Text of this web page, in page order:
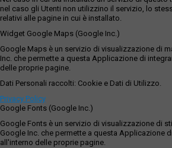
nel caso gli Utenti non utilizzino il servizio, lo
relativi alle pagine in cui è installato.
Widget Google Maps (Google Inc.)
Google Maps è un servizio di visualizzazione di
Inc. che permette a questa Applicazione di
delle proprie pagine.
Dati Personali raccolti: Cookie e Dati di Utilizzo.
Privacy Policy
Google Fonts (Google Inc.)
Google Fonts è un servizio di visualizzazione di
Google Inc. che permette a questa Applicazione
all'interno delle proprie pagine.